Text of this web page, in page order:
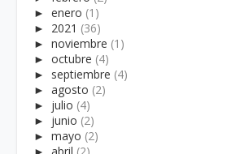
► enero (1)
► 2021 (36)
► noviembre (1)
► octubre (4)
► septiembre (4)
► agosto (2)
► julio (4)
► junio (2)
► mayo (2)